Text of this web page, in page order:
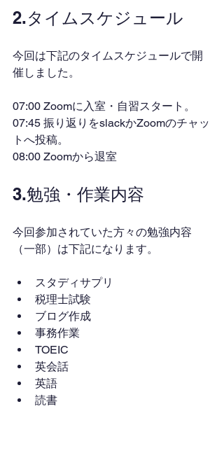
2.タイムスケジュール
今回は下記のタイムスケジュールで開
催しました。
07:00 Zoomに入室・自習スタート。
07:45 振り返りをslackかZoomのチャッ
トへ投稿。
08:00 Zoomから退室
3.勉強・作業内容
今回参加されていた方々の勉強内容
（一部）は下記になります。
スタディサプリ
税理士試験
ブログ作成
事務作業
TOEIC
英会話
英語
読書